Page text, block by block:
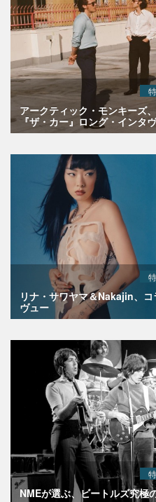
アークティック・モンキーズ
『ザ・カー』ロング・インタ
リナ・サワヤマ＆Nakajin、
ヴュー
NMEが選ぶ、ビートルズ究